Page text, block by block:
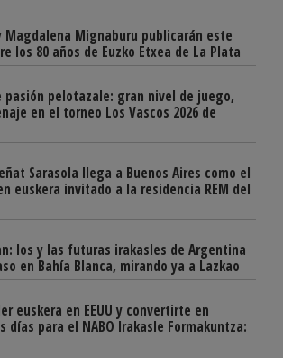
Magdalena Mignaburu publicarán este
los 80 años de Euzko Etxea de La Plata
pasión pelotazale: gran nivel de juego,
en el torneo Los Vascos 2026 de
Sarasola llega a Buenos Aires como el
euskera invitado a la residencia REM del
los y las futuras irakasles de Argentina
en Bahía Blanca, mirando ya a Lazkao
euskera en EEUU y convertirte en
días para el NABO Irakasle Formakuntza: